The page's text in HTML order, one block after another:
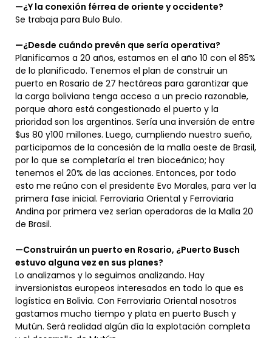
—¿Y la conexión férrea de oriente y occidente?
Se trabaja para Bulo Bulo.
—¿Desde cuándo prevén que sería operativa?
Planificamos a 20 años, estamos en el año 10 con el 85%
de lo planificado. Tenemos el plan de construir un
puerto en Rosario de 27 hectáreas para garantizar que
la carga boliviana tenga acceso a un precio razonable,
porque ahora está congestionado el puerto y la
prioridad son los argentinos. Sería una inversión de entre
$us 80 y100 millones. Luego, cumpliendo nuestro sueño,
participamos de la concesión de la malla oeste de Brasil,
por lo que se completaría el tren bioceánico; hoy
tenemos el 20% de las acciones. Entonces, por todo
esto me reúno con el presidente Evo Morales, para ver la
primera fase inicial. Ferroviaria Oriental y Ferroviaria
Andina por primera vez serían operadoras de la Malla 20
de Brasil.
—Construirán un puerto en Rosario, ¿Puerto Busch
estuvo alguna vez en sus planes?
Lo analizamos y lo seguimos analizando. Hay
inversionistas europeos interesados en todo lo que es
logística en Bolivia. Con Ferroviaria Oriental nosotros
gastamos mucho tiempo y plata en puerto Busch y
Mutún. Será realidad algún día la explotación completa